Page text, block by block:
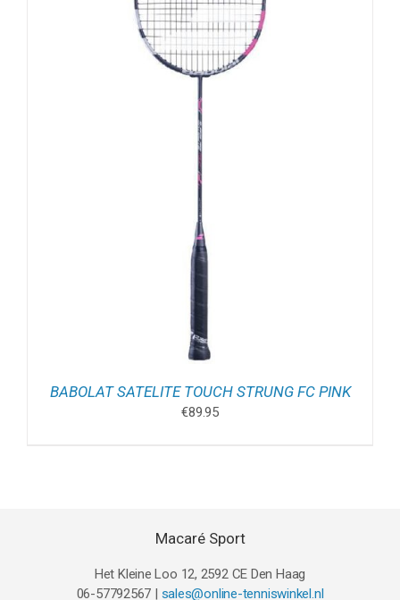
BABOLAT SATELITE TOUCH STRUNG FC PINK
€89.95
Macaré Sport
Het Kleine Loo 12, 2592 CE Den Haag
06-57792567 | sales@online-tenniswinkel.nl